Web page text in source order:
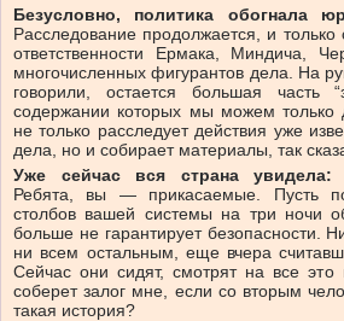
Безусловно,
политика обогнала
Расследование продолжается, и только
ответственности Ермака, Миндича,
многочисленных фигурантов дела. На
говорили, остается большая часть
содержании которых мы можем только
не только расследует действия уже
дела, но и собирает материалы, так
Уже
сейчас вся страна увидела:
Ребята, вы — прикасаемые. Пусть
столбов вашей системы на три ночи
больше не гарантирует безопасности.
ни всем остальным, еще вчера
Сейчас они сидят, смотрят на все
соберет залог мне, если со вторым
такая история?